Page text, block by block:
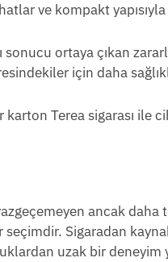
ve kompakt
ortaya çıkan
için daha
Terea sigarası ile
ancak daha
Sigaradan
uzak bir deneyim